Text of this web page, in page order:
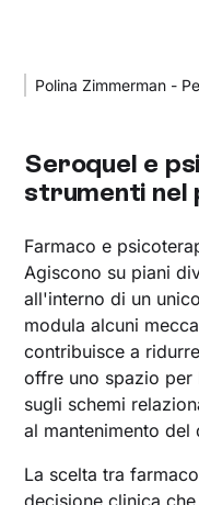
Polina Zimmerman -
Seroquel e
strumenti nel
Farmaco e
Agiscono su piani
all'interno di un
modula alcuni
contribuisce a
offre uno spazio per
sugli schemi
al mantenimento del
La scelta tra
decisione clinica